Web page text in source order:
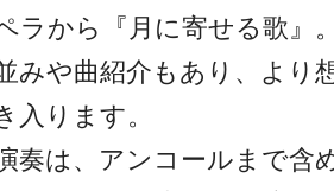
ラから『月に寄せる歌』
みや曲紹介もあり、より
入ります。
奏は、アンコールまで含